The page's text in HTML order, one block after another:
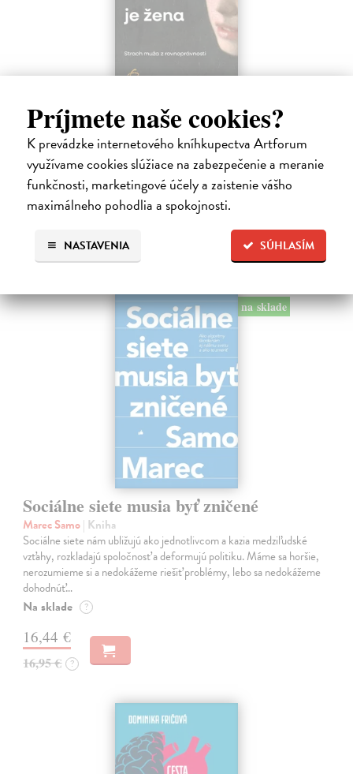
Príjmete naše cookies?
K prevádzke internetového kníhkupectva Artforum
využívame cookies slúžiace na zabezpečenie a meranie
funkčnosti, marketingové účely a zaistenie vášho
maximálneho pohodlia a spokojnosti.
SÚHLASÍM
NASTAVENIA
Trpkejšia ako smrť je žena
Marneros Andreas| Kniha
JE TO MOŽNO NAJVÄČŠIA REVOLÚCIA NAŠICH DNÍ:
rovnocennosť a rovnoprávnosť ženy a muža. Vojna a mier medzi
pohlaviami sa však nezačali feminizmom 20. storočia, ale ich
spolužitím.
Zasielame do 14 dní
24,50 € ?
na sklade
Sociálne siete musia byť zničené
Marec Samo| Kniha
Sociálne siete nám ubližujú ako jednotlivcom a kazia medziľudské
vzťahy, rozkladajú spoločnosť a deformujú politiku. Máme sa horšie,
nerozumieme si a nedokážeme riešiť problémy, lebo sa nedokážeme
dohodnúť…
Na sklade ?
16,44 €
16,95 € ?